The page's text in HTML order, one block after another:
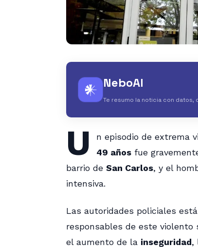
𒀭 NeboAI
Te resumo la noticia con
U n episodio de extrema
49 añosfue
barrio de San Carlos, y el
intensiva.
Las autoridades policiales
responsables de este violento
el aumento de la inseguridad,